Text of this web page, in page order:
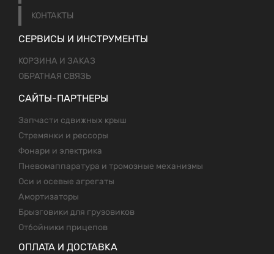
КОНТАКТЫ
СЕРВИСЫ И ИНСТРУМЕНТЫ
КОРЗИНА И ЗАКАЗ
ОБРАТНАЯ СВЯЗЬ
САЙТЫ-ПАРТНЕРЫ
Запчасти сдвижных крыш
Стремянки и рессоры
Фонари и электрика
Пневомаппаратура и тромозные механизмы
Оси и осевые агрегаты
Амортизаторы
Брызговики для грузовиков
Отбойники прицепов
ОПЛАТА И ДОСТАВКА